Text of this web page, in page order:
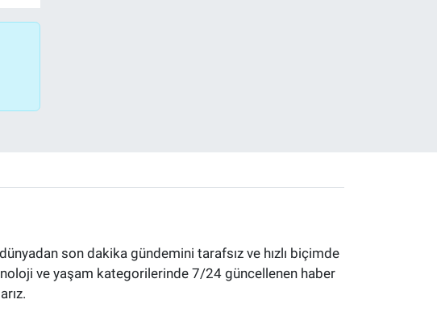
son dakika gündemini tarafsız ve hızlı biçimde
ve yaşam kategorilerinde 7/24 güncellenen haber